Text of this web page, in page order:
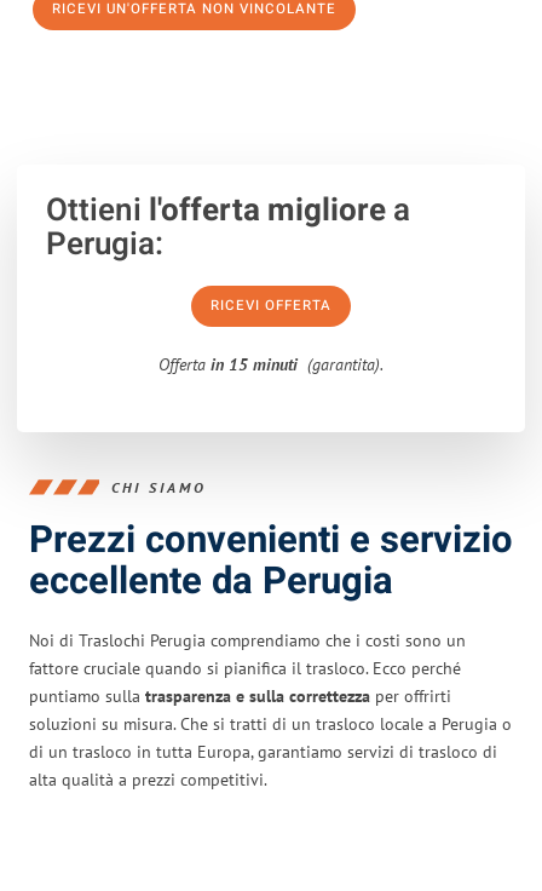
RICEVI UN'OFFERTA NON VINCOLANTE
Ottieni l'offerta migliorea
Perugia:
RICEVI OFFERTA
Offerta in 15 minuti (garantita).
CHI SIAMO
Prezzi convenienti e servizio
eccellente da Perugia
Noi di Traslochi Perugia comprendiamo che i costi sono un
fattore cruciale quando si pianifica il trasloco. Ecco perché
puntiamo sulla trasparenza e sulla correttezza per offrirti
soluzioni su misura. Che si tratti di un trasloco locale a Perugia o
di un trasloco in tutta Europa, garantiamo servizi di trasloco di
alta qualità a prezzi competitivi.